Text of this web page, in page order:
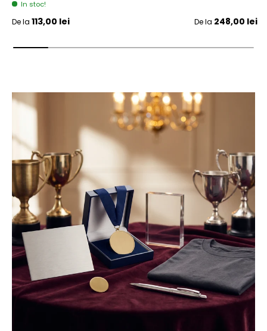
In stoc!
Pret initial
De la 113,00 lei Pret initial
De la 248,00 lei